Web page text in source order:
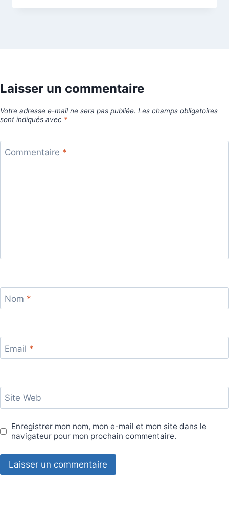
Laisser un commentaire
Votre adresse e-mail ne sera pas publiée. Les champs obligatoires
sont indiqués avec *
Commentaire *
Nom *
Email *
Site Web
Enregistrer mon nom, mon e-mail et mon site dans le
navigateur pour mon prochain commentaire.